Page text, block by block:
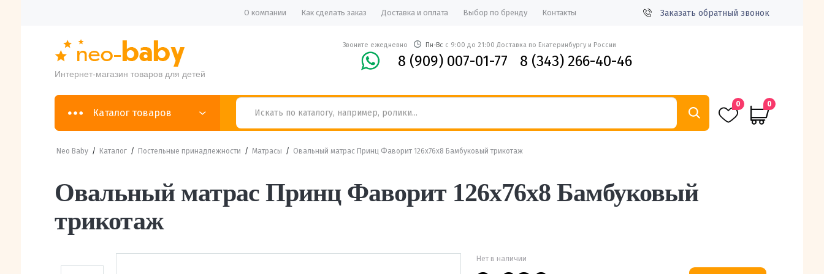
О компании Как сделать заказ Доставка и оплата Выбор по бренду Контакты Заказать обратный звонок
Интернет-магазин товаров для детей
Звоните ежедневно Пн-Вс с 9:00 до 21:00 Доставка по Екатеринбургу и России
8 (909) 007-01-77 8 (343) 266-40-46
Каталог товаров
0 0
Neo Baby/ Каталог/ Постельные принадлежности / Матрасы / Овальный матрас Принц Фаворит 126х76х8 Бамбуковый трикотаж
Овальный матрас Принц Фаворит 126х76х8 Бамбуковый
трикотаж
Нет в наличии